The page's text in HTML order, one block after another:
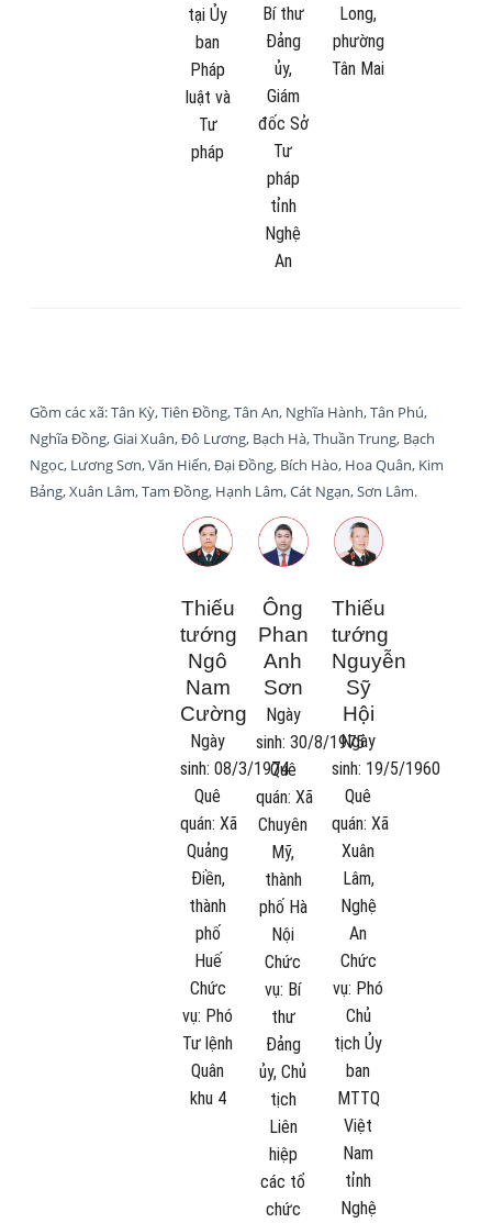
tại Ủy
ban
Pháp
luật và
Tư
pháp
Bí thư
Đảng
ủy,
Giám
đốc Sở
Tư
pháp
tỉnh
Nghệ
An
Long,
phường
Tân Mai
Gồm các xã: Tân Kỳ, Tiên Đồng, Tân An, Nghĩa Hành, Tân Phú,
Nghĩa Đồng, Giai Xuân, Đô Lương, Bạch Hà, Thuần Trung, Bạch
Ngọc, Lương Sơn, Văn Hiến, Đại Đồng, Bích Hào, Hoa Quân, Kim
Bảng, Xuân Lâm, Tam Đồng, Hạnh Lâm, Cát Ngạn, Sơn Lâm.
Thiếu
tướng
Ngô
Nam
Cường
Ngày
sinh:08/3/1974
Quê
quán:Xã
Quảng
Điền,
thành
phố
Huế
Chức
vụ: Phó
Tư lệnh
Quân
khu 4
Ông
Phan
Anh
Sơn
Ngày
sinh: 30/8/1975
Quê
quán: Xã
Chuyên
Mỹ,
thành
phố Hà
Nội
Chức
vụ: Bí
thư
Đảng
ủy, Chủ
tịch
Liên
hiệp
các tổ
chức
Thiếu
tướng
Nguyễn
Sỹ
Hội
Ngày
sinh: 19/5/1960
Quê
quán: Xã
Xuân
Lâm,
Nghệ
An
Chức
vụ: Phó
Chủ
tịch Ủy
ban
MTTQ
Việt
Nam
tỉnh
Nghệ